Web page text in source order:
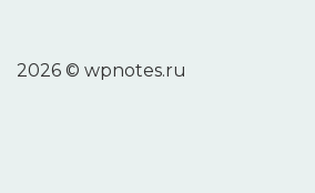
2026 © wpnotes.ru